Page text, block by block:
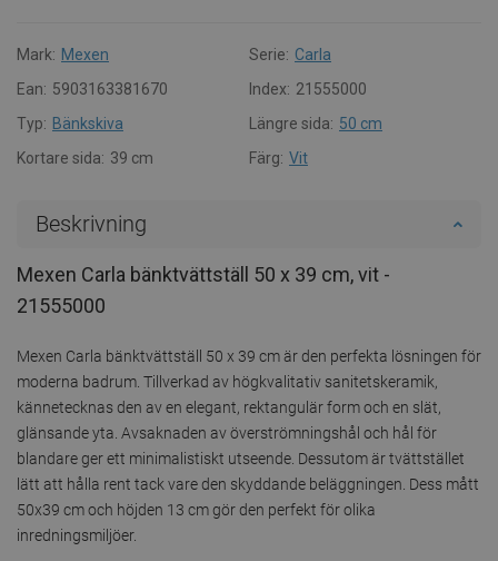
Mark: Mexen Serie: Carla
Ean: 5903163381670 Index: 21555000
Typ: Bänkskiva Längre sida: 50 cm
Kortare sida: 39 cm Färg: Vit
Beskrivning
Mexen Carla bänktvättställ 50 x 39 cm, vit -
21555000
Mexen Carla bänktvättställ 50 x 39 cm är den perfekta lösningen för
moderna badrum. Tillverkad av högkvalitativ sanitetskeramik,
kännetecknas den av en elegant, rektangulär form och en slät,
glänsande yta. Avsaknaden av överströmningshål och hål för
blandare ger ett minimalistiskt utseende. Dessutom är tvättstället
lätt att hålla rent tack vare den skyddande beläggningen. Dess mått
50x39 cm och höjden 13 cm gör den perfekt för olika
inredningsmiljöer.